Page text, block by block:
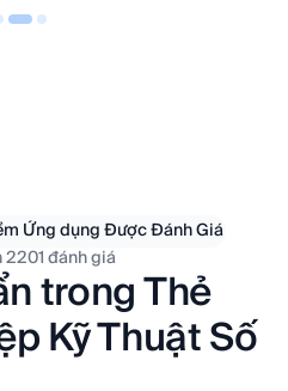
Ứng dụng Được Đánh Giá
2201 đánh giá
trong Thẻ
Kỹ Thuật Số